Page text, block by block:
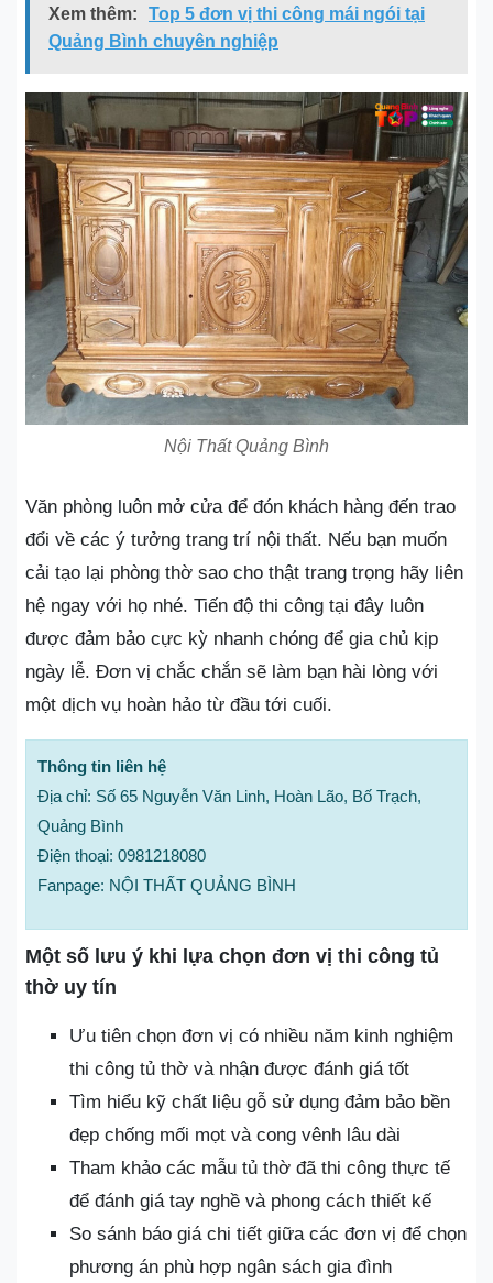
Xem thêm:
Top 5 đơn vị thi công mái ngói tại
Quảng Bình chuyên nghiệp
Nội Thất Quảng Bình
Văn phòng luôn mở cửa để đón khách hàng đến trao
đổi về các ý tưởng trang trí nội thất. Nếu bạn muốn
cải tạo lại phòng thờ sao cho thật trang trọng hãy liên
hệ ngay với họ nhé. Tiến độ thi công tại đây luôn
được đảm bảo cực kỳ nhanh chóng để gia chủ kịp
ngày lễ. Đơn vị chắc chắn sẽ làm bạn hài lòng với
một dịch vụ hoàn hảo từ đầu tới cuối.
Thông tin liên hệ
Địa chỉ: Số 65 Nguyễn Văn Linh, Hoàn Lão, Bố Trạch,
Quảng Bình
Điện thoại: 0981218080
Fanpage: NỘI THẤT QUẢNG BÌNH
Một số lưu ý khi lựa chọn đơn vị thi công tủ
thờ uy tín
Ưu tiên chọn đơn vị có nhiều năm kinh nghiệm
thi công tủ thờ và nhận được đánh giá tốt
Tìm hiểu kỹ chất liệu gỗ sử dụng đảm bảo bền
đẹp chống mối mọt và cong vênh lâu dài
Tham khảo các mẫu tủ thờ đã thi công thực tế
để đánh giá tay nghề và phong cách thiết kế
So sánh báo giá chi tiết giữa các đơn vị để chọn
phương án phù hợp ngân sách gia đình